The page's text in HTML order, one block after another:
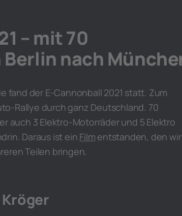
– mit 70
nach
der E-Cannonball 2021 statt. Zum
Rallye durch ganz Deutschland. 70
auch 3 Elektro-Motorräder und 5 Elektro
Daraus ist ein Film entstanden, den wir
Teilen bringen.
Kröger